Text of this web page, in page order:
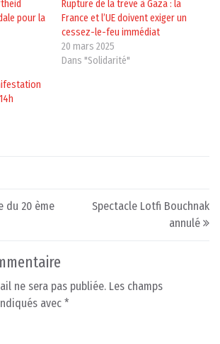
pour la
Rupture de la trêve à Gaza : la
France et l’UE doivent exiger un
cessez-le-feu immédiat
20 mars 2025
Dans "Solidarité"
du 20 ème
Spectacle Lotfi Bouchnak
annulé
ne sera pas publiée. Les champs
avec *